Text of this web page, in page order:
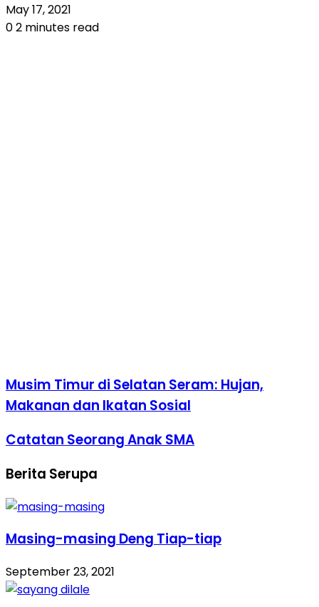
May 17, 2021
02 minutes read
Musim Timur di Selatan Seram: Hujan,
Makanan dan Ikatan Sosial
Catatan Seorang Anak SMA
Berita Serupa
Masing-masing Deng Tiap-tiap
September 23, 2021